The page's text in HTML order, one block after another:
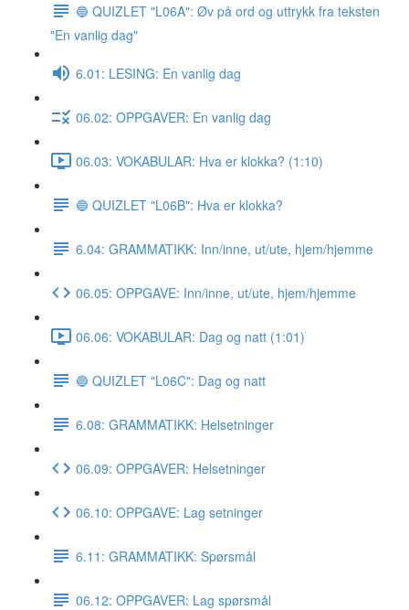
🔵 QUIZLET "L06A": Øv på ord og uttrykk fra teksten
"En vanlig dag"
6.01: LESING: En vanlig dag
06.02: OPPGAVER: En vanlig dag
06.03: VOKABULAR: Hva er klokka? (1:10)
🔵 QUIZLET "L06B": Hva er klokka?
6.04: GRAMMATIKK: Inn/inne, ut/ute, hjem/hjemme
06.05: OPPGAVE: Inn/inne, ut/ute, hjem/hjemme
06.06: VOKABULAR: Dag og natt (1:01)
🔵 QUIZLET "L06C": Dag og natt
6.08: GRAMMATIKK: Helsetninger
06.09: OPPGAVER: Helsetninger
06.10: OPPGAVE: Lag setninger
6.11: GRAMMATIKK: Spørsmål
06.12: OPPGAVER: Lag spørsmål